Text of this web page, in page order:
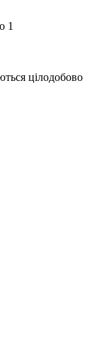
1
цілодобово